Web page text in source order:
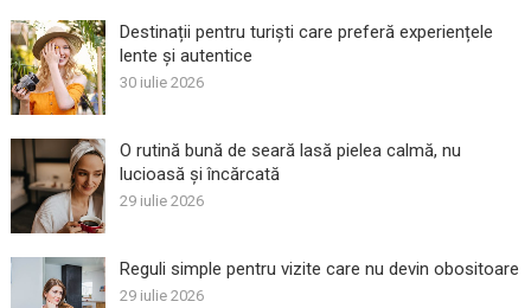
Destinații pentru turiști care preferă experiențele
lente și autentice
30 iulie 2026
O rutină bună de seară lasă pielea calmă, nu
lucioasă și încărcată
29 iulie 2026
Reguli simple pentru vizite care nu devin obositoare
29 iulie 2026